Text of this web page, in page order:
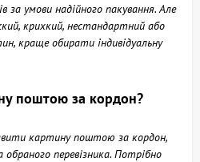
за умови надійного пакування. Але
крихкий, нестандартний або
краще обирати індивідуальну
поштою за кордон?
картину поштою за кордон,
перевізника. Потрібно